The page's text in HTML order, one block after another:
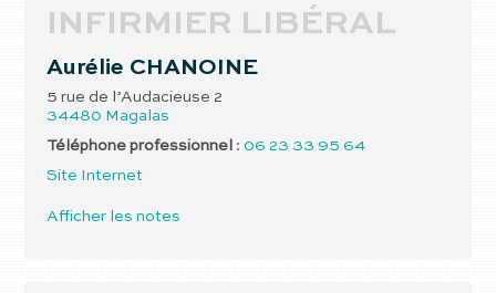
INFIRMIER LIBÉRAL
Aurélie CHANOINE
5 rue de l’Audacieuse 2
34480 Magalas
Téléphone professionnel : 06 23 33 95 64
Site Internet
Afficher les notes